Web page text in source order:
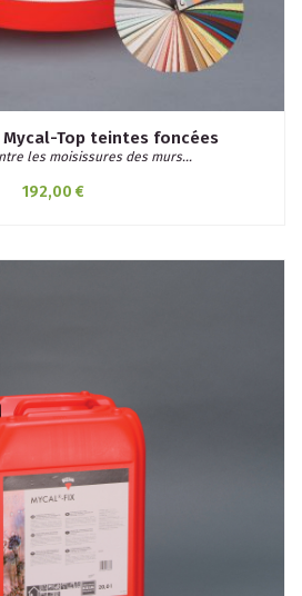
Mycal-Top teintes foncées
les moisissures des murs...
192,00 €